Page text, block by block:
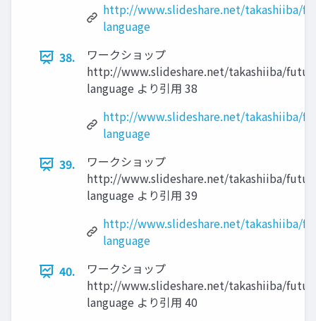
http://www.slideshare.net/takashiiba/
language
38.
ワークショップ
http://www.slideshare.net/takashiiba/
language より引用 38
http://www.slideshare.net/takashiiba/
language
39.
ワークショップ
http://www.slideshare.net/takashiiba/
language より引用 39
http://www.slideshare.net/takashiiba/
language
40.
ワークショップ
http://www.slideshare.net/takashiiba/
language より引用 40